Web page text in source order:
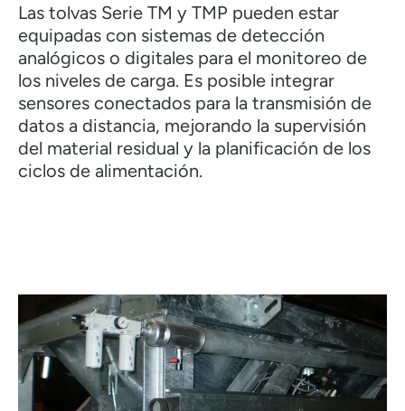
Las tolvas Serie TM y TMP pueden estar
equipadas con sistemas de detección
analógicos o digitales para el monitoreo de
los niveles de carga. Es posible integrar
sensores conectados para la transmisión de
datos a distancia, mejorando la supervisión
del material residual y la planificación de los
ciclos de alimentación.